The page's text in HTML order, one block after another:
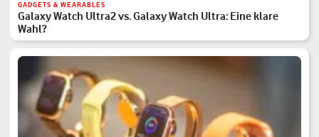
GADGETS & WEARABLES
Galaxy Watch Ultra2 vs. Galaxy Watch Ultra: Eine klare
Wahl?